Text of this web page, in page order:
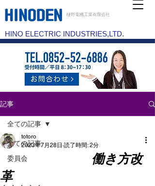
樋野電機工業有限会社
HINO ELECTRIC INDUSTRIES,LTD.
記事
全ての記事
委員会
全ての記事
働き方改
革
totoro
2023年7月28日 読了時間: 2分